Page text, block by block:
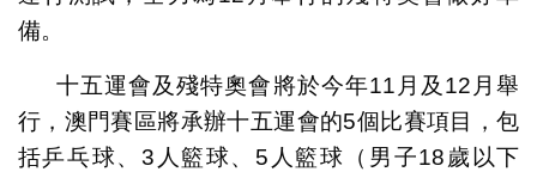
備。
十五運會及殘特奧會將於今年11月及12月舉
行，澳門賽區將承辦十五運會的5個比賽項目，包
括乒乓球、3人籃球、5人籃球（男子18歲以下